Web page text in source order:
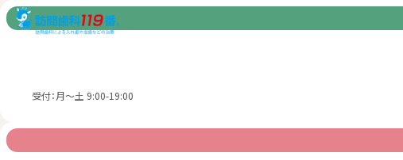
受付：月～土 9:00-19:00